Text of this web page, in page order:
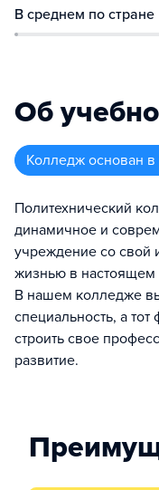
В среднем по стране
Об
Колледж основан в
Политехнический
динамичное и
учреждение со свой
жизнью в
В нашем колледже
специальность, а
строить свое
развитие.